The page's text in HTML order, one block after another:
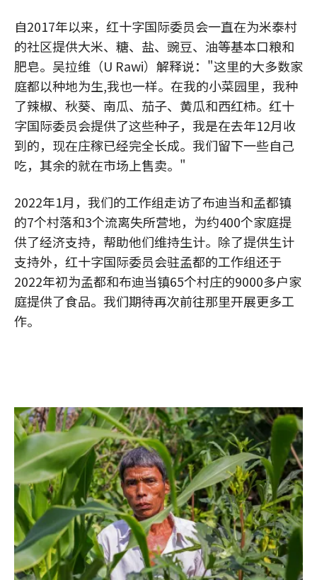
自2017年以来，红十字国际委员会一直在为米泰村
的社区提供大米、糖、盐、豌豆、油等基本口粮和
肥皂。吴拉维（U Rawi）解释说："这里的大多数家
庭都以种地为生,我也一样。在我的小菜园里，我种
了辣椒、秋葵、南瓜、茄子、黄瓜和西红柿。红十
字国际委员会提供了这些种子，我是在去年12月收
到的，现在庄稼已经完全长成。我们留下一些自己
吃，其余的就在市场上售卖。"
2022年1月，我们的工作组走访了布迪当和孟都镇
的7个村落和3个流离失所营地，为约400个家庭提
供了经济支持，帮助他们维持生计。除了提供生计
支持外，红十字国际委员会驻孟都的工作组还于
2022年初为孟都和布迪当镇65个村庄的9000多户家
庭提供了食品。我们期待再次前往那里开展更多工
作。